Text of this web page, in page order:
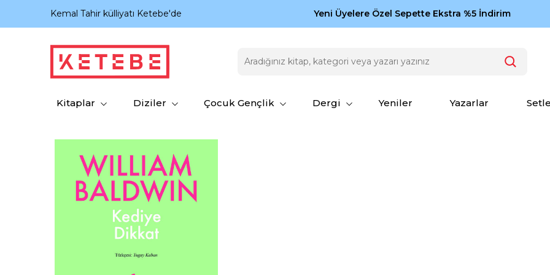
Kemal Tahir külliyatı Ketebe'de Zamansız eserler Ketebe'de: Cengiz Aytmatov
Yeni Üyelere Özel Sepette Ekstra %5 İndirim
Kitaplar Diziler Çocuk Gençlik Dergi Yeniler Yazarlar